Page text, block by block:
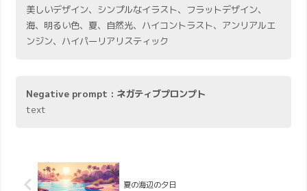
美しいデザイン、シンプルなイラスト、フラットデザイン、
海、明るい色、夏、自然光、ハイコントラスト、アンリアルエ
ンジン、ハイパーリアリスティック
Negative prompt : ネガティブプロンプト
text
夏の海辺の夕日